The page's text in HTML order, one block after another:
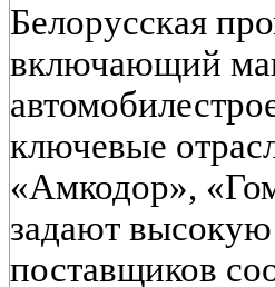
Белорусская
включающий
ключевые
«Амкодор»,
задают высокую
поставщиков